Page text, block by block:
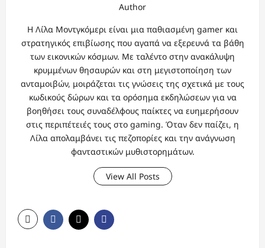
Author
Η Λίλα Μοντγκόμερι είναι μια παθιασμένη gamer και
στρατηγικός επιβίωσης που αγαπά να εξερευνά τα βάθη
των εικονικών κόσμων. Με ταλέντο στην ανακάλυψη
κρυμμένων θησαυρών και στη μεγιστοποίηση των
ανταμοιβών, μοιράζεται τις γνώσεις της σχετικά με τους
κωδικούς δώρων και τα ορόσημα εκδηλώσεων για να
βοηθήσει τους συναδέλφους παίκτες να ευημερήσουν
στις περιπέτειές τους στο gaming. Όταν δεν παίζει, η
Λίλα απολαμβάνει τις πεζοπορίες και την ανάγνωση
φανταστικών μυθιστορημάτων.
View All Posts